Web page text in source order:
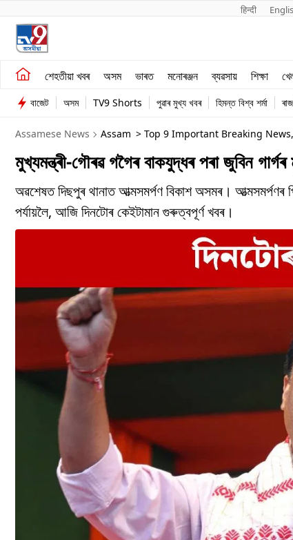
हिन्दी
শেহতীয়া খবৰ অসম ভাৰত মনোৰঞ্জন ব্যৱসায় শিক্ষা
শেহতীয়া খবৰ
অসম
ভাৰত
ব্যৱসায়
বাজেট অসম TV9 Shorts পুৱাৰ মুখ্য খবৰ হিমন্ত বিশ্ব শৰ্মা
Assamese News Assam > Top 9 Important Breaking
মুখ্যমন্ত্ৰী-গৌৰৱ গগৈৰ বাকযুদ্ধৰ পৰা জুবিন
অৱশেষত দিছপুৰ থানাত আত্মসমৰ্পণ বিকাশ অসমৰ।
পৰ্যায়লৈ, আজি দিনটোৰ কেইটামান গুৰুত্বপূৰ্ণ খবৰ।